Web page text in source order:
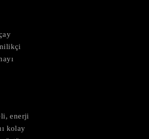
enerji
kolay